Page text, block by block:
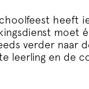
heeft
moet
verder naar
leerling en de